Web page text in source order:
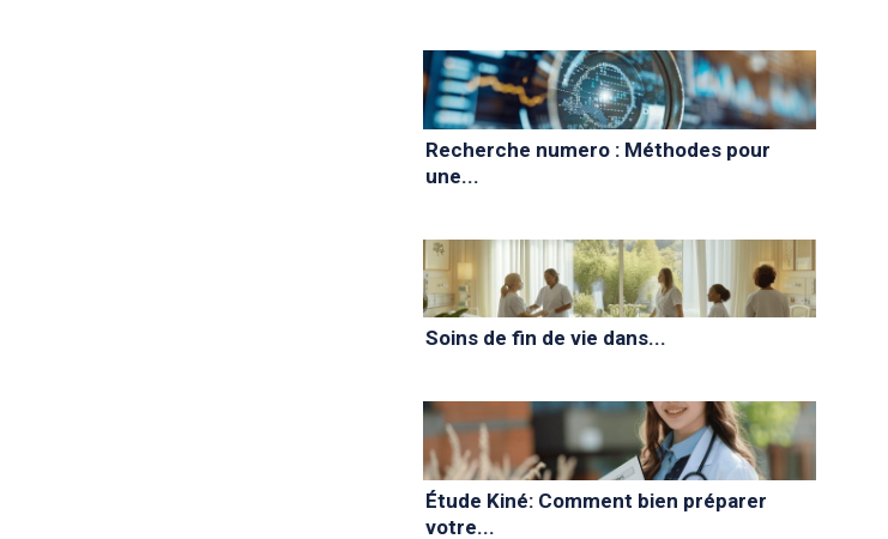
Recherche numero : Méthodes pour
une...
Soins de fin de vie dans...
Étude Kiné: Comment bien préparer
votre...